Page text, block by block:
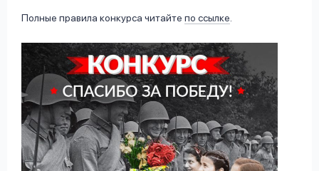
Полные правила конкурса читайте по ссылке.